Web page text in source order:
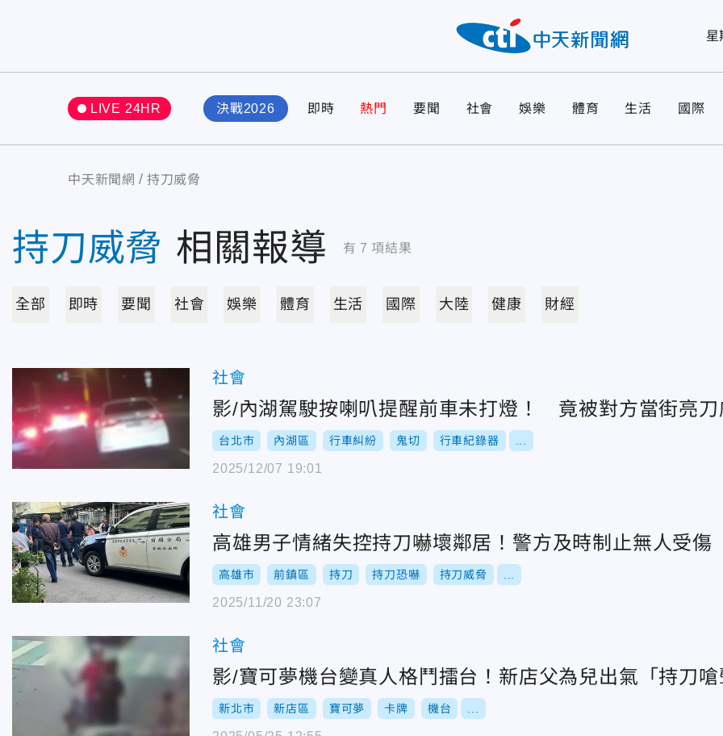
星
LIVE 24HR 決戰2026 即時 熱門 要聞 社會 娛樂 體育 生活 國際
中天新聞網 持刀威脅
持刀威脅 相關報導 有 7 項結果
全部 即時 要聞 社會 娛樂 體育 生活 國際 大陸 健康 財經
社會
影/內湖駕駛按喇叭提醒前車未打燈！ 竟被對方當街亮刀
台北市 內湖區 行車糾紛 鬼切 行車紀錄器
2025/12/07 19:01
社會
高雄男子情緒失控持刀嚇壞鄰居！警方及時制止無人受傷
高雄市 前鎮區 持刀 持刀恐嚇 持刀威脅
2025/11/20 23:07
社會
影/寶可夢機台變真人格鬥擂台！新店父為兒出氣「持刀嗆
新北市 新店區 寶可夢 卡牌 機台